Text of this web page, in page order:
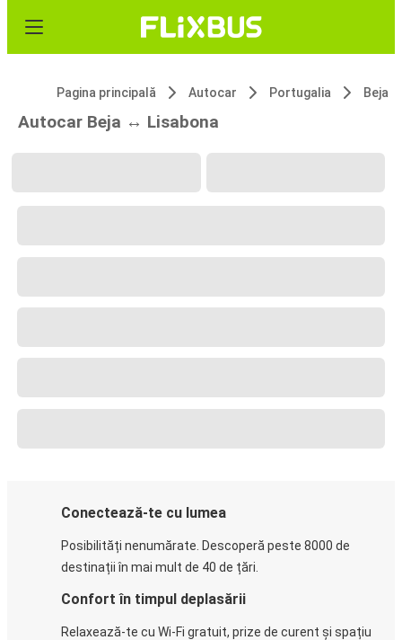
Pagina principală Autocar Portugalia Beja
Autocar Beja ↔ Lisabona
Conectează-te cu lumea
Posibilități nenumărate. Descoperă peste 8000 de
destinații în mai mult de 40 de țări.
Confort în timpul deplasării
Relaxează-te cu Wi-Fi gratuit, prize de curent și spațiu